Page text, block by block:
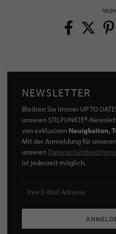
TEILEN
NEWSLETTER
Bleiben Sie immer UP TO
unseren STILPUNKTE®-
von exklusiven Neuigkeiten,
Mit der Anmeldung für
unseren
ist jederzeit möglich.